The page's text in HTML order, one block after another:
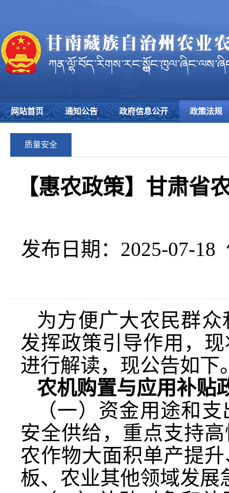
网站首页 通知公告 政府信息公开 政策法规
质量安全
【惠农政策】甘肃省
发布日期：2025-07-18
为方便广大农民群
发挥政策引导作用，
进行解读，现公告如下
农机购置与应用补贴
（一）资金用途和
安全供给，重点支持
农作物大面积单产提
板、农业其他领域发展